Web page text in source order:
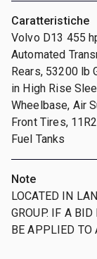
Caratteristiche
Volvo D13 455
Automated
Rears, 53200 lb
in High Rise
Wheelbase, Air
Front Tires,
Fuel Tanks
Note
LOCATED IN
GROUP. IF A
BE APPLIED TO